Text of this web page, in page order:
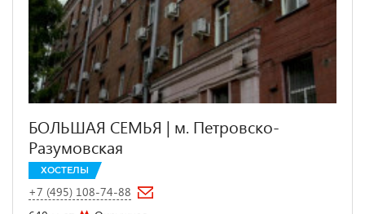
БОЛЬШАЯ СЕМЬЯ | м. Петровско-
Разумовская
ХОСТЕЛЫ
+7 (495) 108-74-88